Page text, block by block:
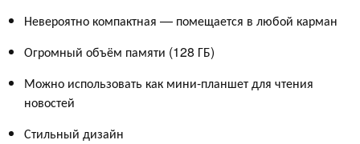
Невероятно компактная — помещается в любой карман
Огромный объём памяти (128 ГБ)
Можно использовать как мини-планшет для чтения
новостей
Стильный дизайн